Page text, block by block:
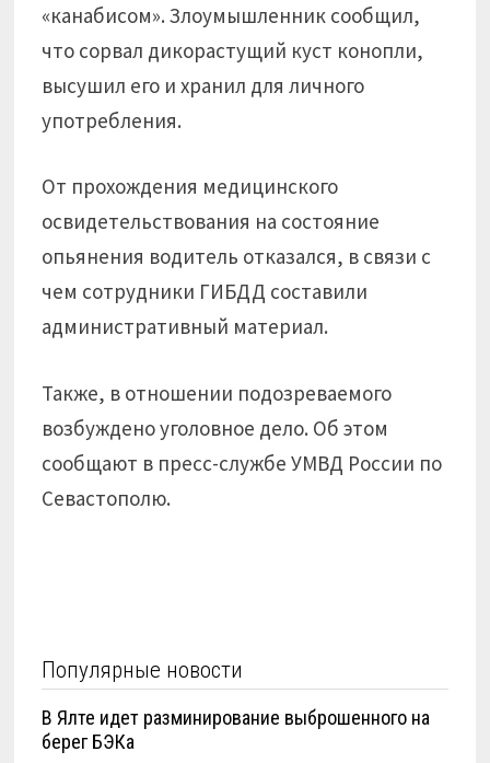
«канабисом». Злоумышленник сообщил,
что сорвал дикорастущий куст конопли,
высушил его и хранил для личного
употребления.
От прохождения медицинского
освидетельствования на состояние
опьянения водитель отказался, в связи с
чем сотрудники ГИБДД составили
административный материал.
Также, в отношении подозреваемого
возбуждено уголовное дело. Об этом
сообщают в пресс-службе УМВД России по
Севастополю.
Популярные новости
В Ялте идет разминирование выброшенного на
берег БЭКа